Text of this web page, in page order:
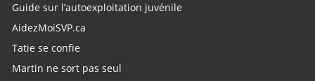
Guide sur l’autoexploitation juvénile
AidezMoiSVP.ca
Tatie se confie
Martin ne sort pas seul